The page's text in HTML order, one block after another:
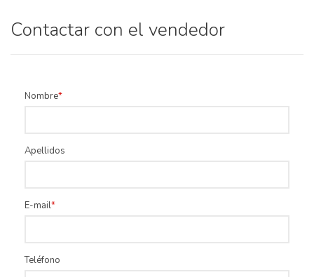
Contactar con el vendedor
Nombre
Apellidos
E-mail
Teléfono